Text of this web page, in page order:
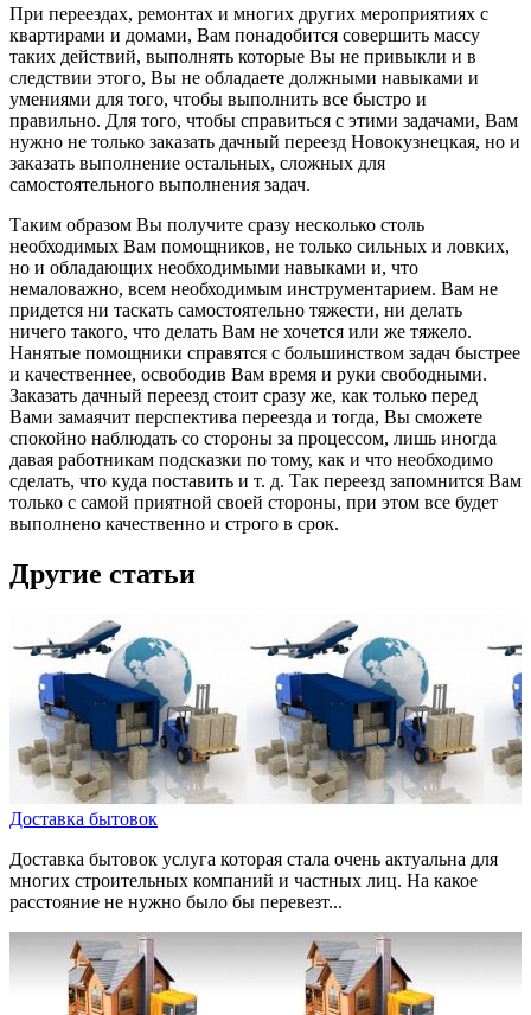
При переездах, ремонтах и многих других мероприятиях с
квартирами и домами, Вам понадобится совершить массу
таких действий, выполнять которые Вы не привыкли и в
следствии этого, Вы не обладаете должными навыками и
умениями для того, чтобы выполнить все быстро и
правильно. Для того, чтобы справиться с этими задачами, Вам
нужно не только заказать дачный переезд Новокузнецкая, но и
заказать выполнение остальных, сложных для
самостоятельного выполнения задач.
Таким образом Вы получите сразу несколько столь
необходимых Вам помощников, не только сильных и ловких,
но и обладающих необходимыми навыками и, что
немаловажно, всем необходимым инструментарием. Вам не
придется ни таскать самостоятельно тяжести, ни делать
ничего такого, что делать Вам не хочется или же тяжело.
Нанятые помощники справятся с большинством задач быстрее
и качественнее, освободив Вам время и руки свободными.
Заказать дачный переезд стоит сразу же, как только перед
Вами замаячит перспектива переезда и тогда, Вы сможете
спокойно наблюдать со стороны за процессом, лишь иногда
давая работникам подсказки по тому, как и что необходимо
сделать, что куда поставить и т. д. Так переезд запомнится Вам
только с самой приятной своей стороны, при этом все будет
выполнено качественно и строго в срок.
Другие статьи
Доставка бытовок
Доставка бытовок услуга которая стала очень актуальна для
многих строительных компаний и частных лиц. На какое
расстояние не нужно было бы перевезт...